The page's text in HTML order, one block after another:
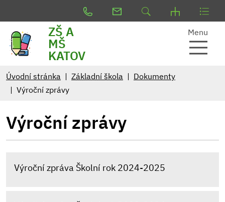
ZŠ A
MŠ
KATOV
Menu
Úvodní stránka Základní škola
Dokumenty
Výroční zprávy
Výroční zprávy
Výroční zpráva Školní rok 2024-2025